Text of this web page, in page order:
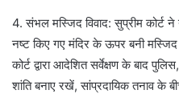
4. संभल मस्जिद विवाद: सुप्रीम कोर्ट ने
नष्ट किए गए मंदिर के ऊपर बनी
कोर्ट द्वारा आदेशित सर्वेक्षण के बाद
शांति बनाए रखें, सांप्रदायिक तनाव के